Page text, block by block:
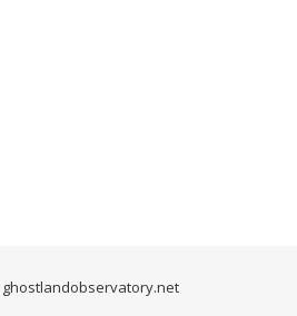
ghostlandobservatory.net